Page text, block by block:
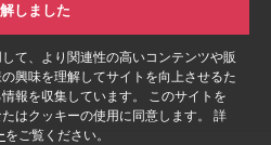
て、より関連性の高いコンテンツや販
興味を理解してサイトを向上させるた
報を収集しています。 このサイトを
はクッキーの使用に同意します。 詳
をご覧ください。
しました